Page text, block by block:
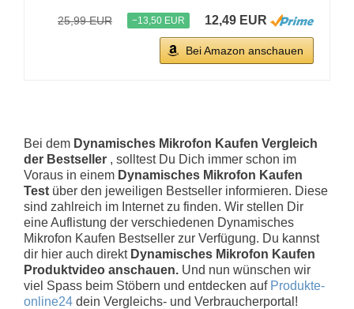
25,99 EUR −13,50 EUR 12,49 EUR
Bei Amazon anschauen
Bei dem Dynamisches Mikrofon Kaufen Vergleich
der Bestseller , solltest Du Dich immer schon im
Voraus in einem Dynamisches Mikrofon Kaufen
Test über den jeweiligen Bestseller informieren. Diese
sind zahlreich im Internet zu finden. Wir stellen Dir
eine Auflistung der verschiedenen Dynamisches
Mikrofon Kaufen Bestseller zur Verfügung. Du kannst
dir hier auch direkt Dynamisches Mikrofon Kaufen
Produktvideo anschauen. Und nun wünschen wir
viel Spass beim Stöbern und entdecken auf Produkte-
online24 dein Vergleichs- und Verbraucherportal!